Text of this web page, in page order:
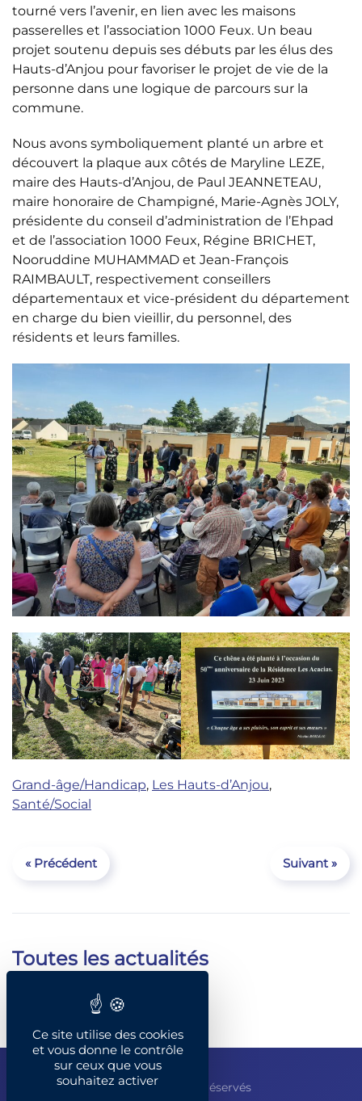
tourné vers l’avenir, en lien avec les maisons
passerelles et l’association 1000 Feux. Un beau
projet soutenu depuis ses débuts par les élus des
Hauts-d’Anjou pour favoriser le projet de vie de la
personne dans une logique de parcours sur la
commune.
Nous avons symboliquement planté un arbre et
découvert la plaque aux côtés de Maryline LEZE,
maire des Hauts-d’Anjou, de Paul JEANNETEAU,
maire honoraire de Champigné, Marie-Agnès JOLY,
présidente du conseil d’administration de l’Ehpad
et de l’association 1000 Feux, Régine BRICHET,
Nooruddine MUHAMMAD et Jean-François
RAIMBAULT, respectivement conseillers
départementaux et vice-président du département
en charge du bien vieillir, du personnel, des
résidents et leurs familles.
Grand-âge/Handicap, Les Hauts-d’Anjou,
Santé/Social
« Précédent Suivant »
Toutes les actualités
© François Gernigon - Tous droits réservés
Ce site utilise des cookies
et vous donne le contrôle
sur ceux que vous
souhaitez activer